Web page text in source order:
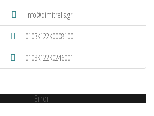
info@dimitrelis.gr
0103K122K0008100
0103K122K0246001
Error